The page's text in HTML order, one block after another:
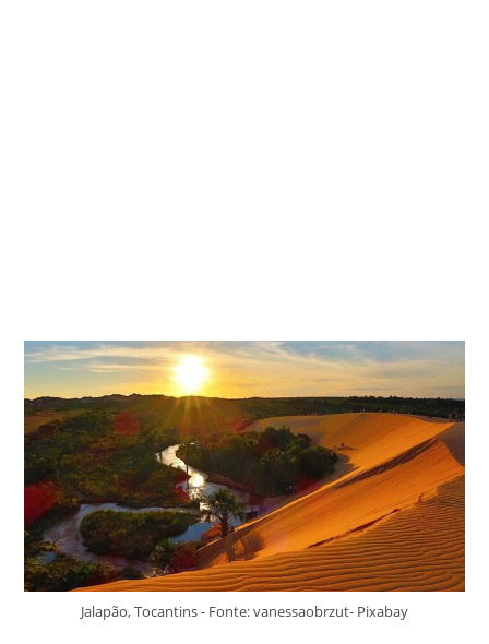
Jalapão, Tocantins - Fonte: vanessaobrzut- Pixabay